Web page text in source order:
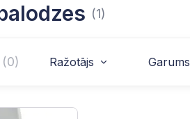
(1)
(0) Ražotājs Garums